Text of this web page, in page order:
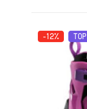
-12% TOP